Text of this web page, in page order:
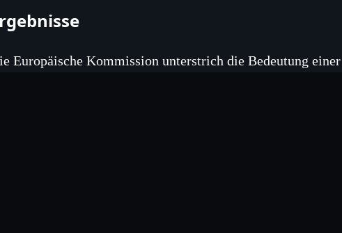
Europäische Kommission unterstrich die Bedeutung